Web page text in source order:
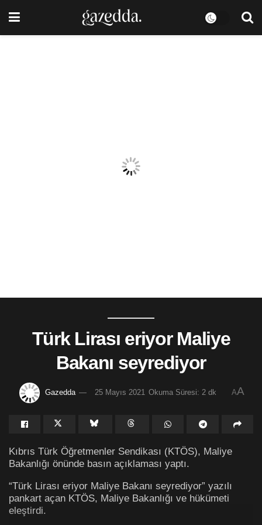
Türk Lirası eriyor Maliye
Bakanı seyrediyor
Gazedda 25 Mayıs 2021 Okuma Süresi: 2 dk AA
Kıbrıs Türk Öğretmenler Sendikası (KTÖS), Maliye
Bakanlığı önünde basın açıklaması yaptı.
“Türk Lirası eriyor Maliye Bakanı seyrediyor” yazılı
pankart açan KTÖS, Maliye Bakanlığı ve hükümeti
eleştirdi.